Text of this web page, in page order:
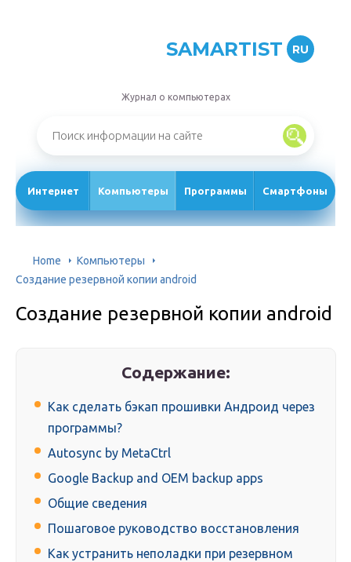
SAMARTIST RU
Журнал о компьютерах
Интернет Компьютеры Программы Смартфоны
Home
Компьютеры
Создание резервной копии android
Создание резервной копии android
Содержание:
Как сделать бэкап прошивки Андроид через
программы?
Autosync by MetaCtrl
Google Backup and OEM backup apps
Общие сведения
Пошаговое руководство восстановления
Как устранить неполадки при резервном